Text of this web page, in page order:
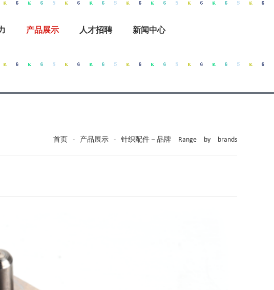
产品展示 人才招聘 新闻中心
首页 - 产品展示 - 针织配件－品牌 Range by brands